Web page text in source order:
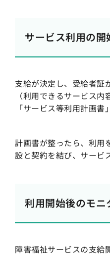
サービス利用の開
支給が決定し、受給者証
（利用できるサービス
「サービス等利用計画書
計画書が整ったら、利用
設と契約を結び、サービ
利用開始後のモニ
障害福祉サービスの支給